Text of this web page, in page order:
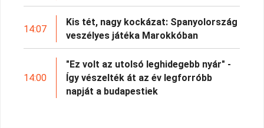
14:07
Kis tét, nagy kockázat: Spanyolország
veszélyes játéka Marokkóban
14:00
"Ez volt az utolsó leghidegebb nyár" -
Így vészelték át az év legforróbb
napját a budapestiek